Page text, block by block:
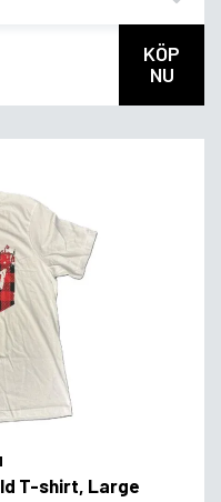
KÖP
NU
T-shirt, Large